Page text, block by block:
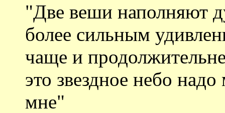
"Две веши наполняют
более сильным
чаще и
это звездное небо
мне"